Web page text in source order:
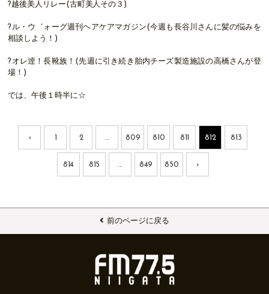
?越後美人リレー(古町美人その３)
?ル・ウ゛ォーグ週刊ヘアケアマガジン(今週も長谷川さんに髪の悩みを
相談しよう！)
?オレ逹！長靴族！(先週に引き続き胎内チーズ製造施設の高橋さんが登
場！)
では、午後１時半に☆
‹ 1 2 809 810 811 812 813
814 815 849 850 ›
前のページに戻る